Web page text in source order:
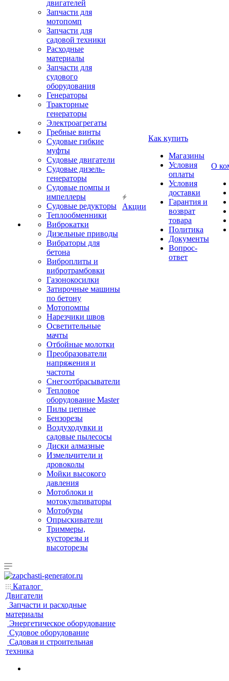
двигателей
Запчасти для
мотопомп
Запчасти для
садовой техники
Расходные
материалы
Запчасти для
судового
оборудования
Генераторы
Тракторные
генераторы
Электроагрегаты
Гребные винты
Судовые гибкие
муфты
Судовые двигатели
Судовые дизель-
генераторы
Судовые помпы и
импеллеры
Судовые редукторы
Теплообменники
Виброкатки
Дизельные приводы
Вибраторы для
бетона
Виброплиты и
вибротрамбовки
Газонокосилки
Затирочные машины
по бетону
Мотопомпы
Нарезчики швов
Осветительные
мачты
Отбойные молотки
Преобразователи
напряжения и
частоты
Снегоотбрасыватели
Тепловое
оборудование Master
Пилы цепные
Бензорезы
Воздуходувки и
садовые пылесосы
Диски алмазные
Измельчители и
дровоколы
Мойки высокого
давления
Мотоблоки и
мотокультиваторы
Мотобуры
Опрыскиватели
Триммеры,
кусторезы и
высоторезы
Акции
Как купить
Магазины
Условия
оплаты
Условия
доставки
Гарантия и
возврат
товара
Политика
Документы
Вопрос-
ответ
О
Каталог
Двигатели
Запчасти и расходные
материалы
Энергетическое оборудование
Судовое оборудование
Садовая и строительная
техника